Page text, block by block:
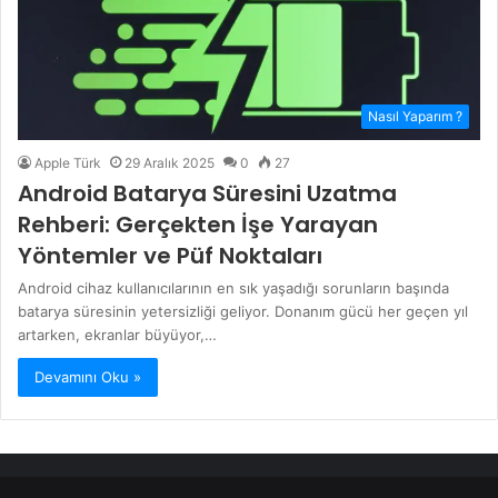
Nasıl Yaparım ?
Apple Türk 29 Aralık 2025 0 27
Android Batarya Süresini Uzatma
Rehberi: Gerçekten İşe Yarayan
Yöntemler ve Püf Noktaları
Android cihaz kullanıcılarının en sık yaşadığı sorunların başında
batarya süresinin yetersizliği geliyor. Donanım gücü her geçen yıl
artarken, ekranlar büyüyor,…
Devamını Oku »